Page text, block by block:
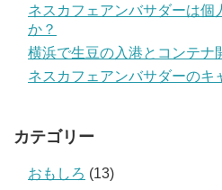
ネスカフェアンバサダーは個
か？
横浜で生豆の入港とコンテナ
ネスカフェアンバサダーのキ
カテゴリー
おもしろ (13)